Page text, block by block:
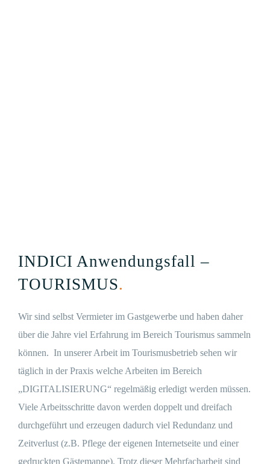
INDICI Anwendungsfall –
TOURISMUS.
Wir sind selbst Vermieter im Gastgewerbe und haben daher
über die Jahre viel Erfahrung im Bereich Tourismus sammeln
können. In unserer Arbeit im Tourismusbetrieb sehen wir
täglich in der Praxis welche Arbeiten im Bereich
„DIGITALISIERUNG“ regelmäßig erledigt werden müssen.
Viele Arbeitsschritte davon werden doppelt und dreifach
durchgeführt und erzeugen dadurch viel Redundanz und
Zeitverlust (z.B. Pflege der eigenen Internetseite und einer
gedruckten Gästemappe). Trotz dieser Mehrfacharbeit sind